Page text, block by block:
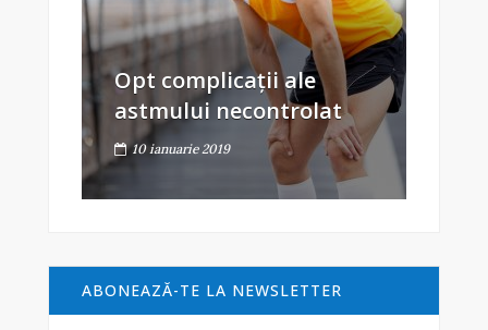
Opt complicații ale
astmului necontrolat
10 ianuarie 2019
ABONEAZĂ-TE LA NEWSLETTER